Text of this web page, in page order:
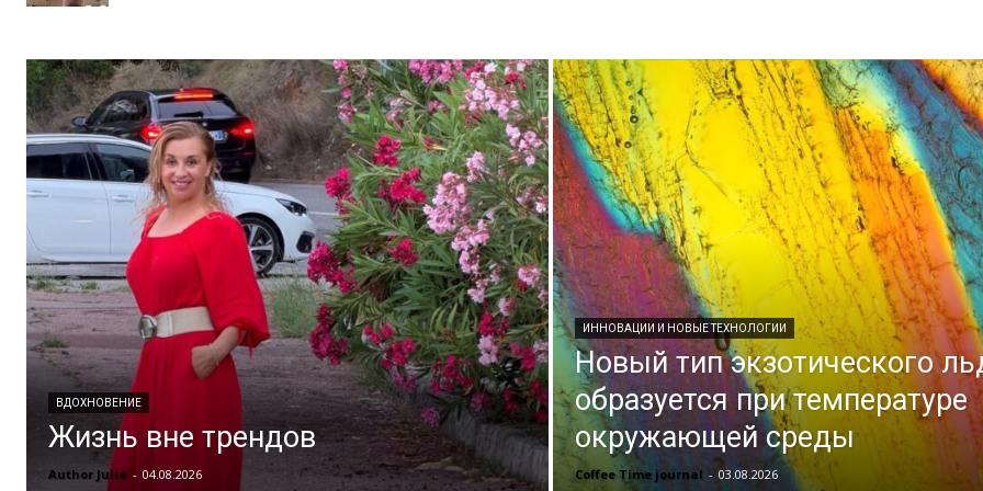
ВДОХНОВЕНИЕ
Жизнь вне трендов
Author Julia - 04.08.2026
ИННОВАЦИИ И НОВЫЕ ТЕХНОЛОГИИ
Новый тип экзотического
образуется при температуре
окружающей среды
Coffee Time journal - 03.08.2026